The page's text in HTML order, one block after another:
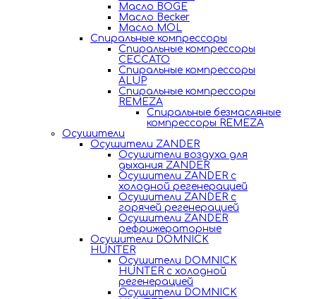
Масло BOGE
Масло Becker
Масло MOL
Спиральные компрессоры
Спиральные компрессоры
CECCATO
Спиральные компрессоры
ALUP
Спиральные компрессоры
REMEZA
Спиральные безмасляные
компрессоры REMEZA
Осушители
Осушители ZANDER
Осушители воздуха для
дыхания ZANDER
Осушители ZANDER с
холодной регенерацией
Осушители ZANDER с
горячей регенерацией
Осушители ZANDER
рефрижераторные
Осушители DOMNICK
HUNTER
Осушители DOMNICK
HUNTER с холодной
регенерацией
Осушители DOMNICK